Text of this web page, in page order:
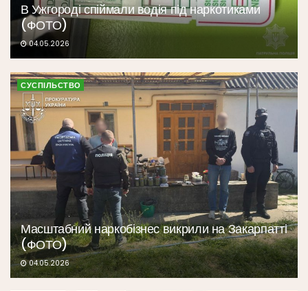
В Ужгороді спіймали водія під наркотиками
(ФОТО)
04.05.2026
СУСПІЛЬСТВО
Масштабний наркобізнес викрили на Закарпатті
(ФОТО)
04.05.2026